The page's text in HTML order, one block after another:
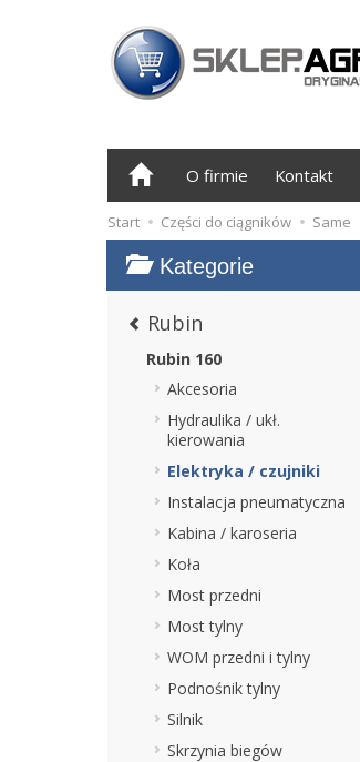
O firmie Kontakt
Start Części do ciągników Same
Kategorie
Rubin
Rubin 160
Akcesoria
Hydraulika / ukł.
kierowania
Elektryka / czujniki
Instalacja pneumatyczna
Kabina / karoseria
Koła
Most przedni
Most tylny
WOM przedni i tylny
Podnośnik tylny
Silnik
Skrzynia biegów